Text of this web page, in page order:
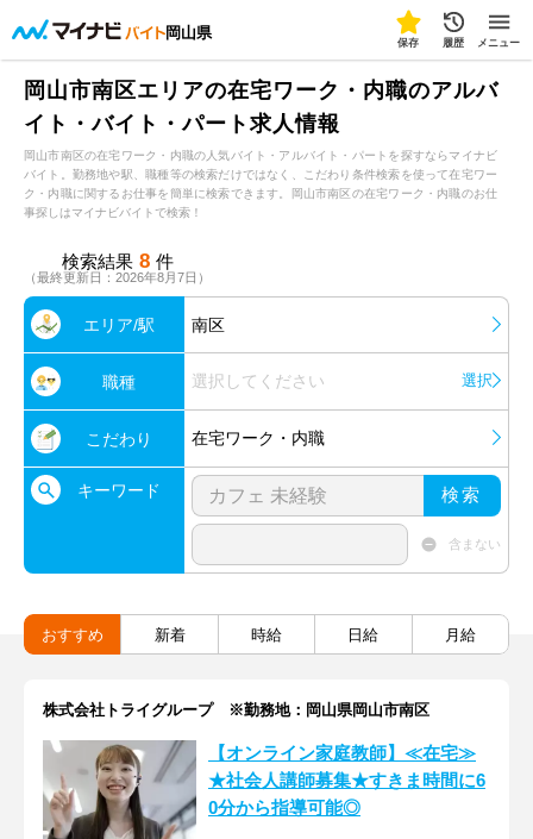
岡山県
保存 履歴 メニュー
岡山市南区エリアの在宅ワーク・内職のアルバ
イト・バイト・パート求人情報
岡山市南区の在宅ワーク・内職の人気バイト・アルバイト・パートを探すならマイナビ
バイト。勤務地や駅、職種等の検索だけではなく、こだわり条件検索を使って在宅ワー
ク・内職に関するお仕事を簡単に検索できます。岡山市南区の在宅ワーク・内職のお仕
事探しはマイナビバイトで検索！
検索結果 8 件
（最終更新日：2026年8月7日）
エリア/駅 南区
職種 選択してください 選択
こだわり 在宅ワーク・内職
キーワード 検索
含まない
おすすめ 新着 時給 日給 月給
株式会社トライグループ ※勤務地：岡山県岡山市南区
【オンライン家庭教師】≪在宅≫
★社会人講師募集★すきま時間に6
0分から指導可能◎